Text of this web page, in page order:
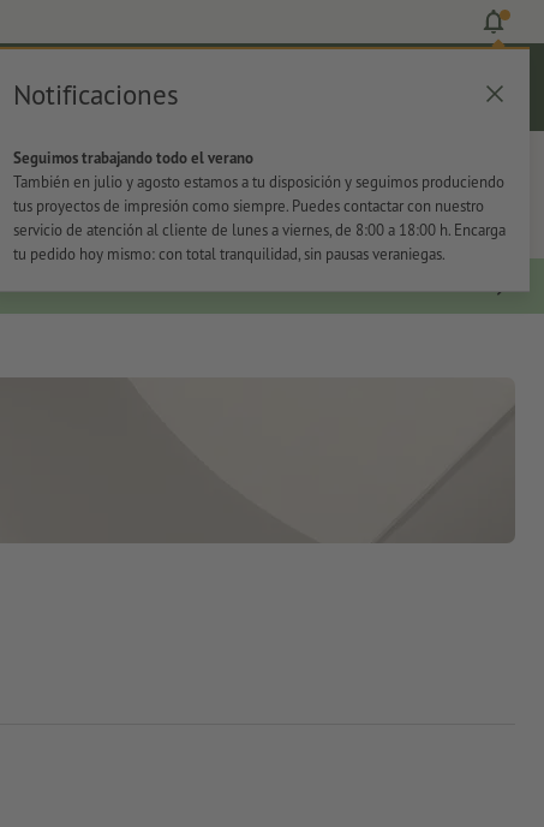
Notificaciones
Seguimos trabajando todo el verano
También en julio y agosto estamos a tu disposición y seguimos produciendo
tus proyectos de impresión como siempre. Puedes contactar con nuestro
servicio de atención al cliente de lunes a viernes, de 8:00 a 18:00 h. Encarga
tu pedido hoy mismo: con total tranquilidad, sin pausas veraniegas.
Cesta
Oficina Adhesivos